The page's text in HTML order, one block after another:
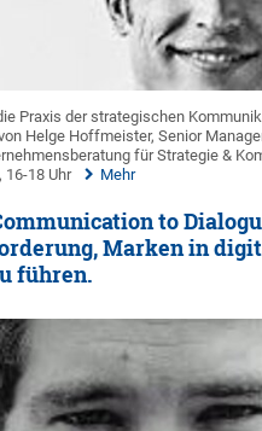
Praxis der strategischen
Helge Hoffmeister, Senior
für Strategie &
16-18 Uhr
Mehr
to
Marken in
führen.